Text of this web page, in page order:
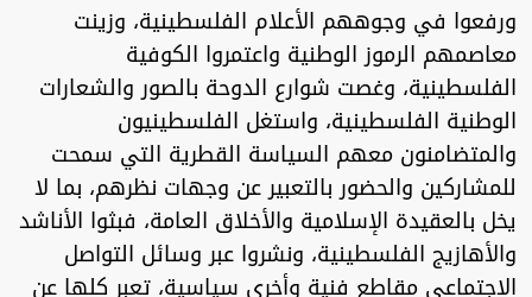
ورفعوا في وجوههم الأعلام الفلسطينية، وزينت
معاصمهم الرموز الوطنية واعتمروا الكوفية
الفلسطينية، وغصت شوارع الدوحة بالصور والشعارات
الوطنية الفلسطينية، واستغل الفلسطينيون
والمتضامنون معهم السياسة القطرية التي سمحت
للمشاركين والحضور بالتعبير عن وجهات نظرهم، بما لا
يخل بالعقيدة الإسلامية والأخلاق العامة، فبثوا الأناشد
والأهازيج الفلسطينية، ونشروا عبر وسائل التواصل
الاجتماعي مقاطع فنية وأخرى سياسية، تعبر كلها عن